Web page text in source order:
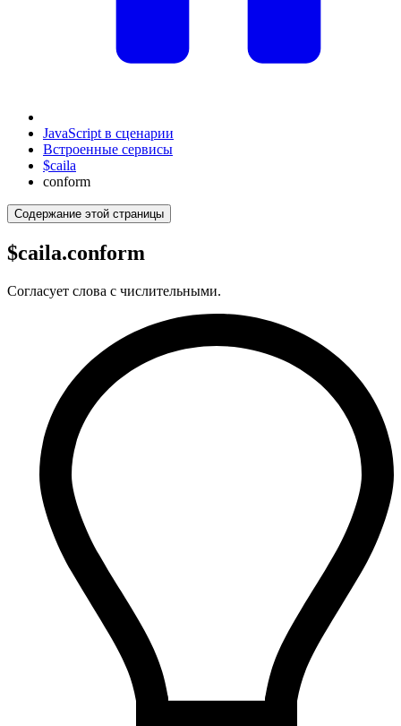
JavaScript в сценарии
Встроенные сервисы
$caila
conform
Содержание этой страницы
$caila.conform
Согласует слова с числительными.